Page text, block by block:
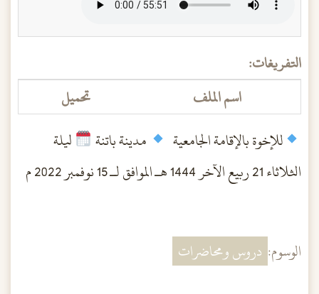
التفريغات:
اسم الملف
تحميل
للإخوة بالإقامة الجامعية
مدينة باتنة
ليلة
الثلاثاء 21 ربيع الآخر 1444 هــ الموافق لـ 15 نوفمبر 2022 م
الوسوم: دروس ومحاضرات